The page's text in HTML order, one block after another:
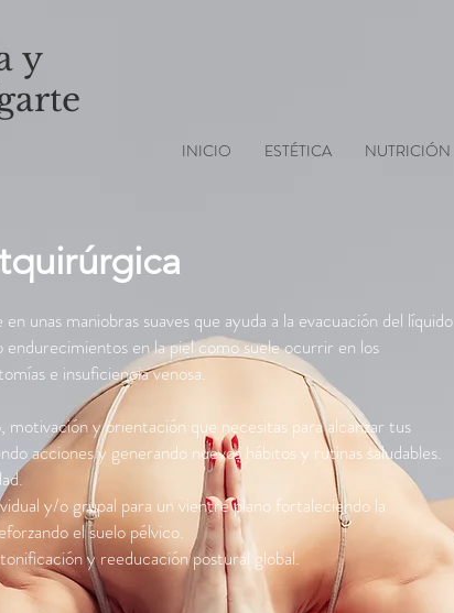
y
INICIO ESTÉTICA NUTRICIÓN
unas maniobras suaves que ayuda a la evacuación del líquido
en la piel como suele ocurrir en los
e insuficiencia venosa.
motivación y orientación que necesitas para alcanzar tus
acciones y generando nuevos hábitos y rutinas saludables.
y/o grupal para un vientre plano fortaleciendo la
el suelo pélvico.
y reeducación postural global.